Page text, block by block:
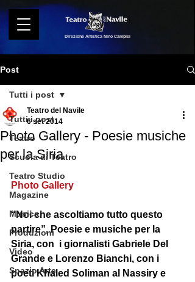
Direzione Artistica Nino Campisi
Post
Tutti i post
Teatro
Scuola di Teatro
Teatro Studio
Magazine
Musica
Produzioni
Video
Spazio Arte
Tutti i post
Photo Gallery - Poesie musiche
per la Siria
Teatro del Navile
6 set 2014
Photo Gallery
“Noi che ascoltiamo tutto questo
partire”, Poesie e musiche per la
Siria, con  i giornalisti Gabriele Del
Grande e Lorenzo Bianchi, con i
poeti Khaled Soliman al Nassiry e